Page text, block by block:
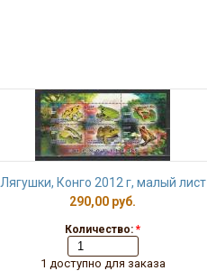
Лягушки, Конго 2012 г, малый лист
290,00 руб.
Количество: *
1 доступно для заказа